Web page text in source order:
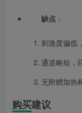
缺点 ：
刺激度偏低
通道略短，
无附赠加热
购买建议